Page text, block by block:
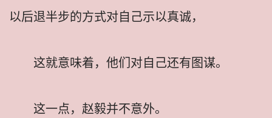
以后退半步的方式对自己示以真诚，
这就意味着，他们对自己还有图谋。
这一点，赵毅并不意外。